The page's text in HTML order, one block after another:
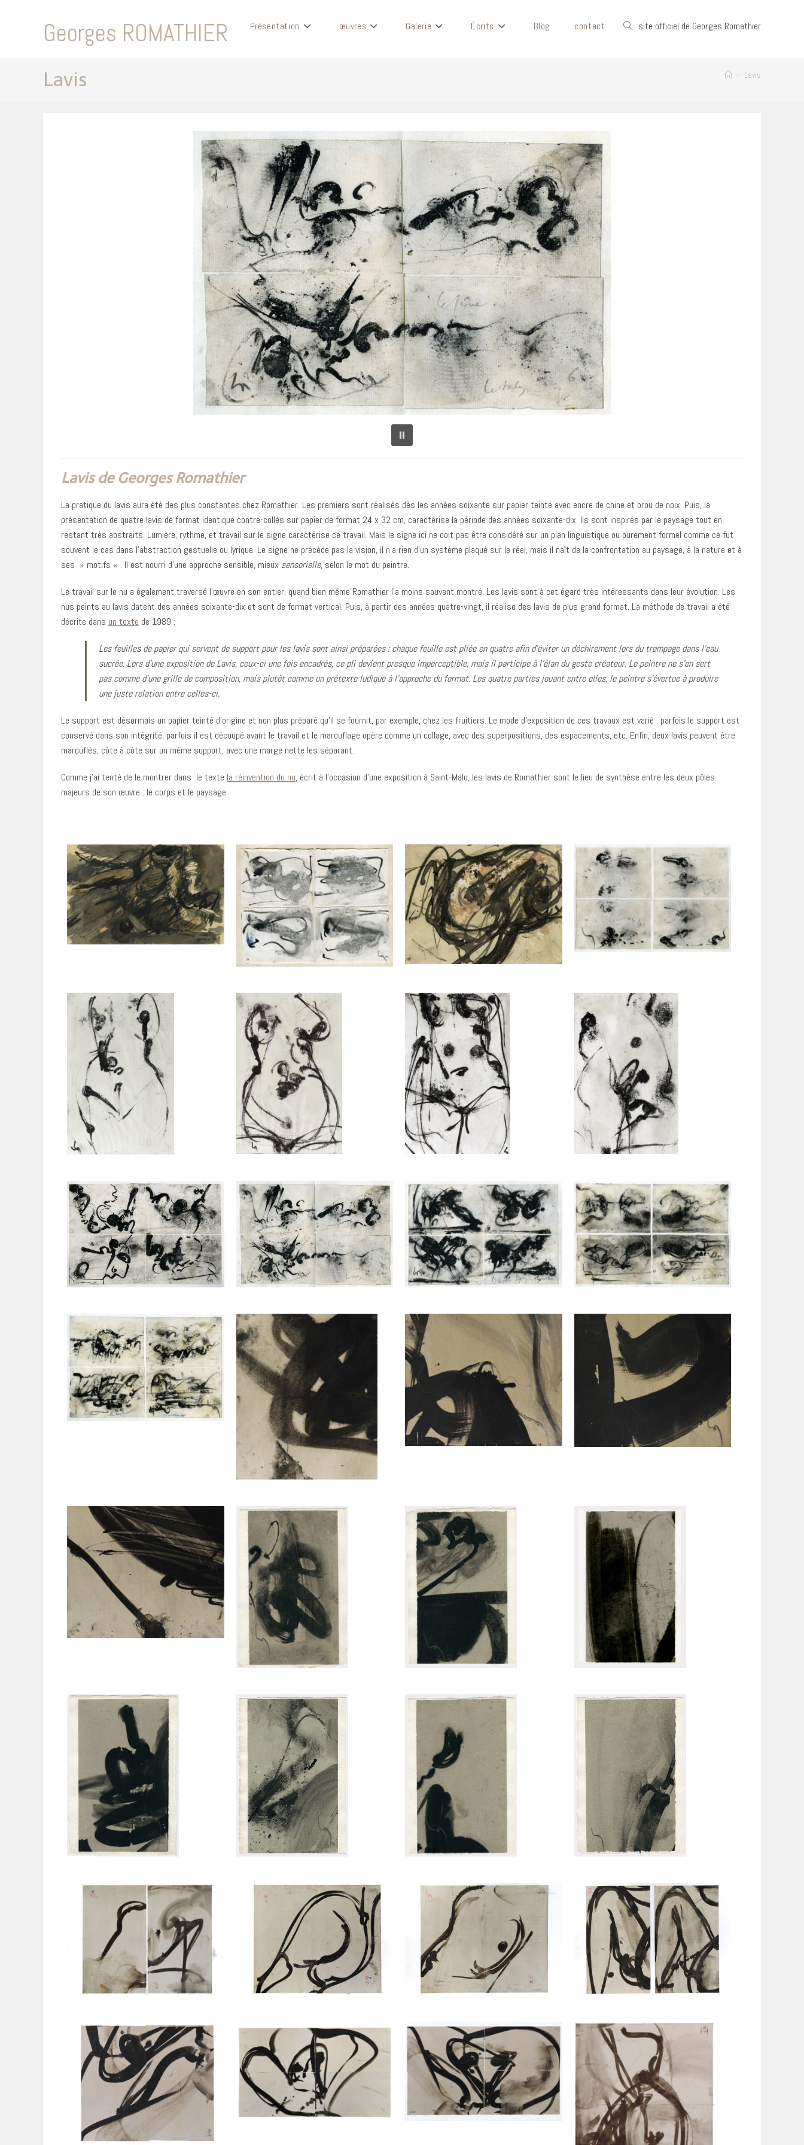
Georges ROMATHIER site officiel de Georges Romathier
Présentation œuvres Galerie Écrits Blog contact Toggle
Lavis Lavis
Lavis de Georges Romathier
La pratique du lavis aura été des plus constantes chez Romathier. Les premiers sont réalisés dès les années soixante sur papier teinté avec encre de chine et brou de noix. Puis, la
présentation de quatre lavis de format identique contre-collés sur papier de format 24 x 32 cm, caractérise la période des années soixante-dix. Ils sont inspirés par le paysage tout en
restant très abstraits. Lumière, rythme, et travail sur le signe caractérise ce travail. Mais le signe ici ne doit pas être considéré sur un plan linguistique ou purement formel comme ce fut
souvent le cas dans l’abstraction gestuelle ou lyrique. Le signe ne précède pas la vision, il n’a rien d’un système plaqué sur le réel, mais il naît de la confrontation au paysage, à la nature et à
ses » motifs « . Il est nourri d’une approche sensible, mieux sensorielle, selon le mot du peintre.
Le travail sur le nu a également traversé l’œuvre en son entier, quand bien même Romathier l’a moins souvent montré. Les lavis sont à cet égard très intéressants dans leur évolution. Les
nus peints au lavis datent des années soixante-dix et sont de format vertical. Puis, à partir des années quatre-vingt, il réalise des lavis de plus grand format. La méthode de travail a été
décrite dans un texte de 1989 :
Les feuilles de papier qui servent de support pour les lavis sont ainsi préparées : chaque feuille est pliée en quatre afin d’éviter un déchirement lors du trempage dans l’eau
sucrée. Lors d’une exposition de Lavis, ceux-ci une fois encadrés, ce pli devient presque imperceptible, mais il participe à l’élan du geste créateur. Le peintre ne s’en sert
pas comme d’une grille de composition, mais plutôt comme un prétexte ludique à l’approche du format. Les quatre parties jouant entre elles, le peintre s’évertue à produire
une juste relation entre celles-ci.
Le support est désormais un papier teinté d’origine et non plus préparé qu’il se fournit, par exemple, chez les fruitiers. Le mode d’exposition de ces travaux est varié : parfois le support est
conservé dans son intégrité, parfois il est découpé avant le travail et le marouflage opère comme un collage, avec des superpositions, des espacements, etc. Enfin, deux lavis peuvent être
marouflés, côte à côte sur un même support, avec une marge nette les séparant.
Comme j’ai tenté de le montrer dans le texte la réinvention du nu, écrit à l’occasion d’une exposition à Saint-Malo, les lavis de Romathier sont le lieu de synthèse entre les deux pôles
majeurs de son œuvre : le corps et le paysage.